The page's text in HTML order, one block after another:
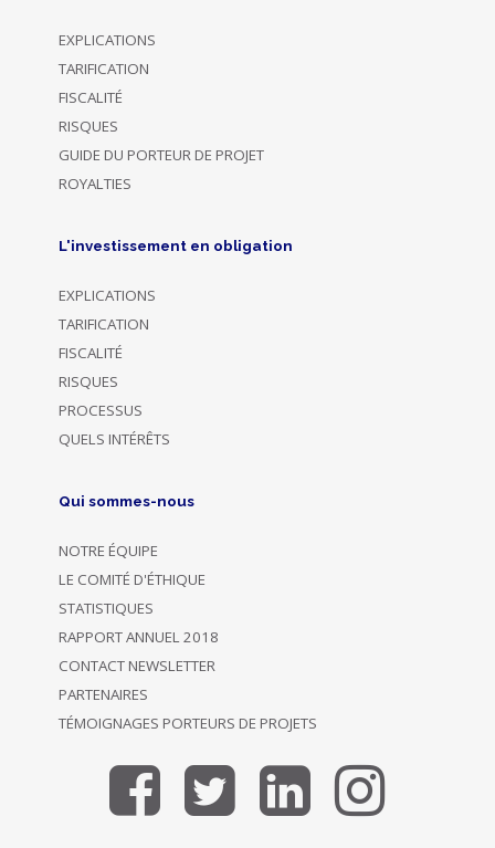
EXPLICATIONS
TARIFICATION
FISCALITÉ
RISQUES
GUIDE DU PORTEUR DE PROJET
ROYALTIES
L'investissement en obligation
EXPLICATIONS
TARIFICATION
FISCALITÉ
RISQUES
PROCESSUS
QUELS INTÉRÊTS
Qui sommes-nous
NOTRE ÉQUIPE
LE COMITÉ D'ÉTHIQUE
STATISTIQUES
RAPPORT ANNUEL 2018
CONTACT NEWSLETTER
PARTENAIRES
TÉMOIGNAGES PORTEURS DE PROJETS